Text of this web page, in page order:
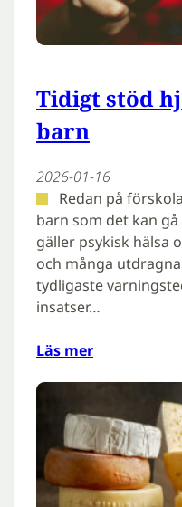
Tidigt stöd
barn
2026-01-16
Redan på
barn som det kan
gäller psykisk hälsa
och många
tydligaste
insatser…
Läs mer